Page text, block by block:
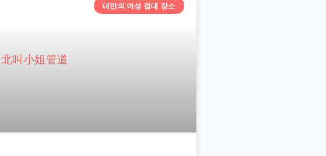
대만의 여성 접대 장소